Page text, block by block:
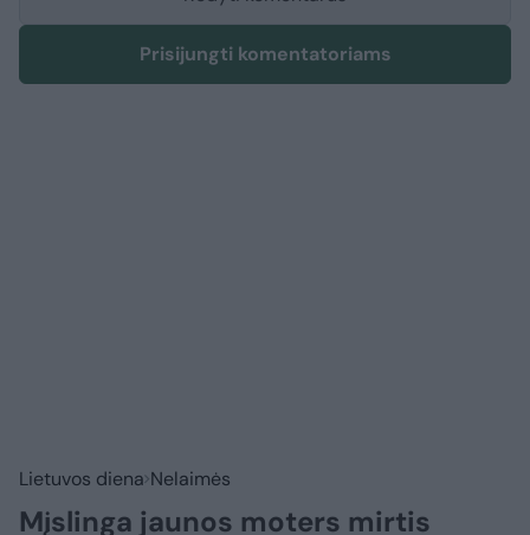
Prisijungti komentatoriams
Lietuvos diena Nelaimės
Mįslinga jaunos moters mirtis